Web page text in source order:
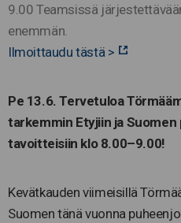
9.00 Teamsissä
enemmän.
Ilmoittaudu tästä >
Pe 13.6. Tervetuloa
tarkemmin Etyjiin ja
tavoitteisiin klo 8.00–9.00!
Kevätkauden viimeisillä
Suomen tänä vuonna